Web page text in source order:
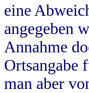
eine
angegeben
Annahme
Ortsangabe
man aber